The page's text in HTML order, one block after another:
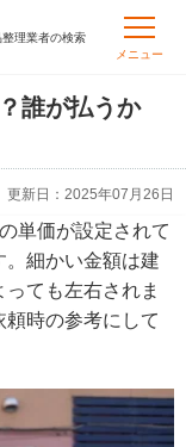
理業者の検索
メニュー
誰が払うか
更新日： 2025年07月26日
単価が設定されて
。細かい金額は建
ても左右されま
時の参考にして